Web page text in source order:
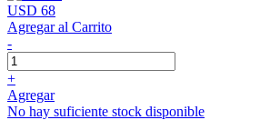
USD 68
Agregar al Carrito
-
+
Agregar
No hay suficiente stock disponible